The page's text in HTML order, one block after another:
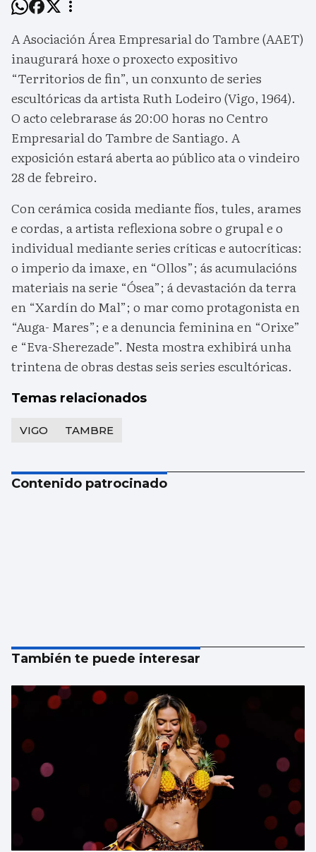
A Asociación Área Empresarial do Tambre (AAET)
inaugurará hoxe o proxecto expositivo
“Territorios de fin”, un conxunto de series
escultóricas da artista Ruth Lodeiro (Vigo, 1964).
O acto celebrarase ás 20:00 horas no Centro
Empresarial do Tambre de Santiago. A
exposición estará aberta ao público ata o vindeiro
28 de febreiro.
Con cerámica cosida mediante fíos, tules, arames
e cordas, a artista reflexiona sobre o grupal e o
individual mediante series críticas e autocríticas:
o imperio da imaxe, en “Ollos”; ás acumulacións
materiais na serie “Ósea”; á devastación da terra
en “Xardín do Mal”; o mar como protagonista en
“Auga- Mares”; e a denuncia feminina en “Orixe”
e “Eva-Sherezade”. Nesta mostra exhibirá unha
trintena de obras destas seis series escultóricas.
Temas relacionados
VIGO TAMBRE
Contenido patrocinado
También te puede interesar